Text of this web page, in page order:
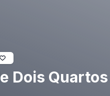
Dois Quartos